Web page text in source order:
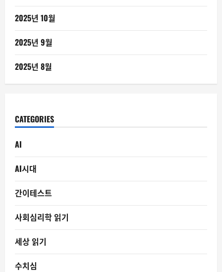
2025년 10월
2025년 9월
2025년 8월
CATEGORIES
AI
AI시대
간이테스트
사회심리학 읽기
세상 읽기
수치심